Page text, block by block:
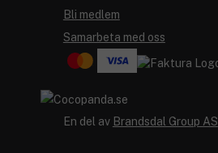
Bli medlem
Samarbeta med oss
En del av Brandsdal Group AS